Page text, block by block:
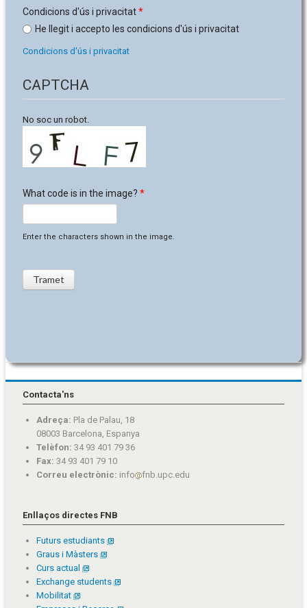
Condicions d'ús i privacitat*
He llegit i accepto les condicions d'ús i privacitat
Condicions d'ús i privacitat
CAPTCHA
No soc un robot.
What code is in the image? *
Enter the characters shown in the image.
Contacta'ns
Adreça: Pla de Palau, 18
08003 Barcelona, Espanya
Telèfon: 34 93 401 79 36
Fax: 34 93 401 79 10
Correu electrònic: info fnb.upc.edu
Enllaços directes FNB
Futurs estudiants
Graus i Màsters
Curs actual
Exchange students
Mobilitat